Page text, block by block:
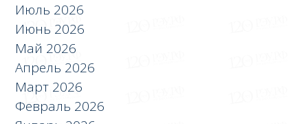
Июль 2026
Июнь 2026
Май 2026
Апрель 2026
Март 2026
Февраль 2026